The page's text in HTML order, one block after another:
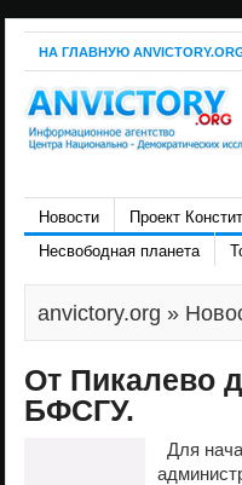
НА ГЛАВНУЮ
Новости Проект
Несвободная планета
anvictory.org »
От Пикалево
БФСГУ.
Для